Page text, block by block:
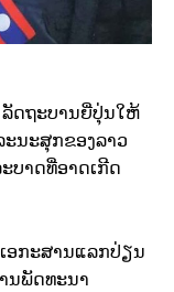
ດຖະບານຍີ່ປຸ່ນໃຫ້
ນະສຸກຂອງລາວ
ບາດທີ່ອາດເກີດ
ອກະສານແລກປ່ຽນ
ນພັດທະນາ